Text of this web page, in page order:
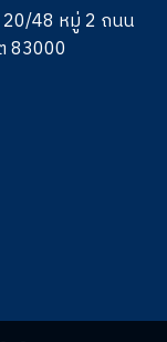
20/48 หมู่ 2 ถนน
83000